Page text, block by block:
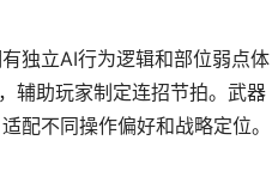
独立AI行为逻辑和部位弱点体
辅助玩家制定连招节拍。武器
配不同操作偏好和战略定位。